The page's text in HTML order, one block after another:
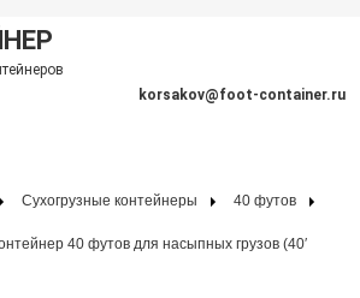
korsakov@foot-container.ru
Сухогрузные контейнеры
40 футов